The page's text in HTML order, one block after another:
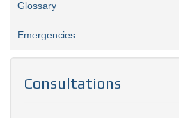
Glossary
Emergencies
Consultations